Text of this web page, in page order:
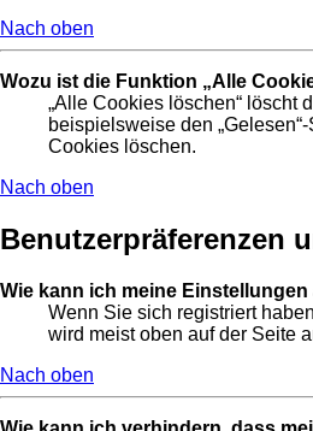
Nach oben
Wozu ist die Funktion „Alle
„Alle Cookies löschen“ löscht
beispielsweise den
Cookies löschen.
Nach oben
Benutzerpräferenzen
Wie kann ich meine Einstellungen
Wenn Sie sich registriert
wird meist oben auf der Seite
Nach oben